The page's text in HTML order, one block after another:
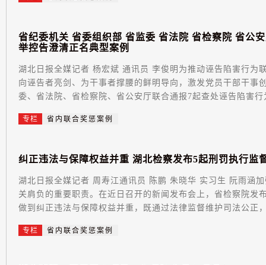
省纪委机关 省委组 织部 省监委 省法 院 省检察 院 省公安
举控告澄清正名典型案例
湖北日报全媒记者 杨宏斌 通讯员 李俊明为推动诬告陷害行为
向诬告者亮剑、为干事者撑腰的鲜明导向，激发党员干部干事
委、省法院、省检察院、省公安厅联合通报7起查处诬告陷害
专栏 省内联合奖惩案例
纠 正违法与保障权益并重 湖北检察发布5起刑 罚执行监
湖北日报全媒记者 周寿江通讯员 陈鹏 朱晓华 实习生 阮雨涵
关肩负的重要职责。在近日召开的新闻发布会上，省检察院发
做到纠正违法与保障权益并重，既通过法律监督维护司法公正
专栏 省内联合奖惩案例